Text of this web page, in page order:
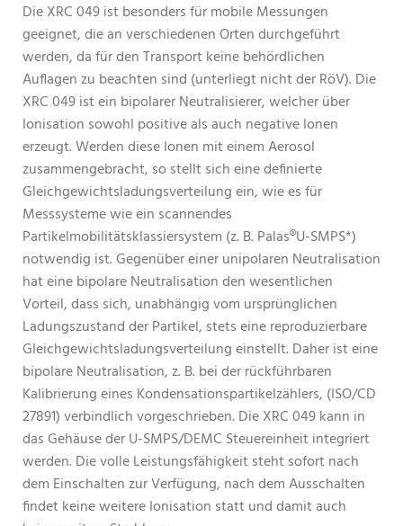
Die XRC 049 ist besonders für mobile Messungen
geeignet, die an verschiedenen Orten durchgeführt
werden, da für den Transport keine behördlichen
Auflagen zu beachten sind (unterliegt nicht der RöV). Die
XRC 049 ist ein bipolarer Neutralisierer, welcher über
Ionisation sowohl positive als auch negative Ionen
erzeugt. Werden diese Ionen mit einem Aerosol
zusammengebracht, so stellt sich eine definierte
Gleichgewichtsladungsverteilung ein, wie es für
Messsysteme wie ein scannendes
Partikelmobilitätsklassiersystem (z. B. Palas®U-SMPS*)
notwendig ist. Gegenüber einer unipolaren Neutralisation
hat eine bipolare Neutralisation den wesentlichen
Vorteil, dass sich, unabhängig vom ursprünglichen
Ladungszustand der Partikel, stets eine reproduzierbare
Gleichgewichtsladungsverteilung einstellt. Daher ist eine
bipolare Neutralisation, z. B. bei der rückführbaren
Kalibrierung eines Kondensationspartikelzählers, (ISO/CD
27891) verbindlich vorgeschrieben. Die XRC 049 kann in
das Gehäuse der U-SMPS/DEMC Steuereinheit integriert
werden. Die volle Leistungsfähigkeit steht sofort nach
dem Einschalten zur Verfügung, nach dem Ausschalten
findet keine weitere Ionisation statt und damit auch